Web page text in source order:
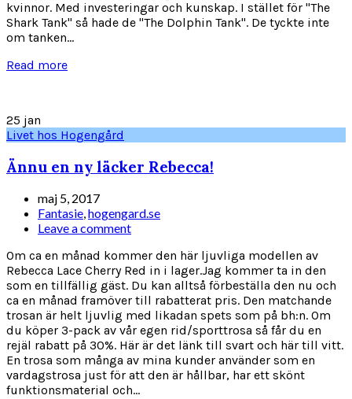
kvinnor. Med investeringar och kunskap. I stället för "The
Shark Tank" så hade de "The Dolphin Tank". De tyckte inte
om tanken...
Read more
25 jan
Livet hos Hogengård
Ännu en ny läcker Rebecca!
maj 5, 2017
Fantasie,hogengard.se
Leave a comment
Om ca en månad kommer den här ljuvliga modellen av
Rebecca Lace Cherry Red in i lager.Jag kommer ta in den
som en tillfällig gäst. Du kan alltså förbeställa den nu och
ca en månad framöver till rabatterat pris. Den matchande
trosan är helt ljuvlig med likadan spets som på bh:n. Om
du köper 3-pack av vår egen rid/sporttrosa så får du en
rejäl rabatt på 30%. Här är det länk till svart och här till vitt.
En trosa som många av mina kunder använder som en
vardagstrosa just för att den är hållbar, har ett skönt
funktionsmaterial och...